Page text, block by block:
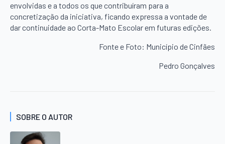
envolvidas e a todos os que contribuíram para a
concretização da iniciativa, ficando expressa a vontade de
dar continuidade ao Corta-Mato Escolar em futuras edições.
Fonte e Foto: Município de Cinfães
Pedro Gonçalves
SOBRE O AUTOR